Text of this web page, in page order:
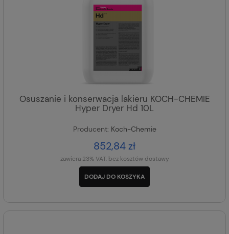
Osuszanie i konserwacja lakieru KOCH-CHEMIE
Hyper Dryer Hd 10L
Producent: Koch-Chemie
852,84 zł
zawiera 23% VAT, bez kosztów dostawy
DODAJ DO KOSZYKA